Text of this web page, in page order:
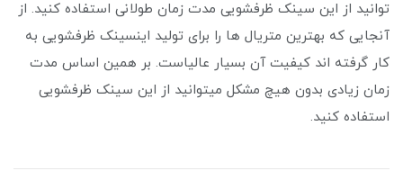
توانید از این سینک ظرفشویی مدت زمان طولانی استفاده کنید. از
آنجایی که بهترین متریال ها را برای تولید اینسینک ظرفشویی به
کار گرفته اند کیفیت آن بسیار عالیاست. بر همین اساس مدت
زمان زیادی بدون هیچ مشکل میتوانید از این سینک ظرفشویی
استفاده کنید.